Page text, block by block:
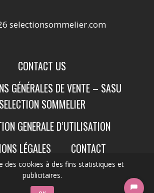
des cookies à des fins statistiques et
publicitaires.
selectionsommelier.com
CONTACT US
GÉNÉRALES DE VENTE – SASU
SELECTION SOMMELIER
GENERALE D’UTILISATION
LÉGALES
CONTACT